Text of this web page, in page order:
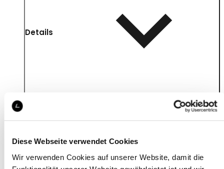
Diese Webseite verwendet Cookies
Wir verwenden Cookies auf unserer Website, damit die
Details